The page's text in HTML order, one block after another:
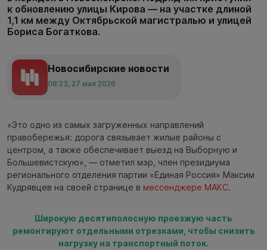
к обновлению улицы Кирова — на участке длиной
1,1 км между Октябрьской магистралью и улицей
Бориса Богаткова.
Новосибирские новости
08:23, 27 мая 2026
«Это одно из самых загруженных направлений
правобережья: дорога связывает жилые районы с
центром, а также обеспечивает выезд на Выборную и
Большевистскую», — отметил мэр, член президиума
регионального отделения партии «Единая Россия» Максим
Кудрявцев на своей странице в мессенджере МАКС.
Широкую десятиполосную проезжую часть
ремонтируют отдельными отрезками, чтобы снизить
нагрузку на транспортный поток.